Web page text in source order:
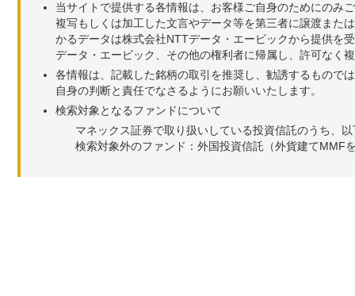
当サイトで提供する各情報は、お客様ご自身のためにのみ
複写もしくは加工した文言やデータ等を第三者に譲渡また
かるデータは株式会社NTTデータ・エービックから提供を
データ・エービック、その他の権利者に帰属し、許可なく
各情報は、記載した銘柄の取引を推奨し、勧誘するもので
自身の判断と責任でなさるようにお願いいたします。
検索対象となるファンドについて
マネックス証券で取り扱いしている投資信託のうち、
検索対象外のファンド：外国投資信託（外貨建てMMF